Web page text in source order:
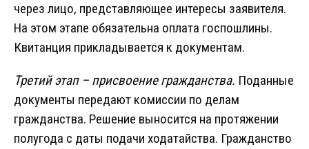
через лицо, представляющее интересы заявителя.
На этом этапе обязательна оплата госпошлины.
Квитанция прикладывается к документам.
Третий этап – присвоение гражданства. Поданные
документы передают комиссии по делам
гражданства. Решение выносится на протяжении
полугода с даты подачи ходатайства. Гражданство